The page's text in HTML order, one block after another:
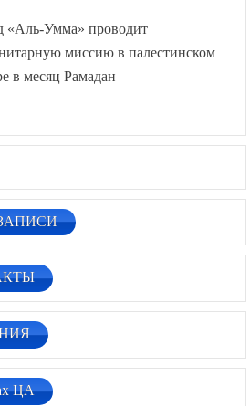
«Аль-Умма» проводит
миссию в палестинском
в месяц Рамадан
ЦА